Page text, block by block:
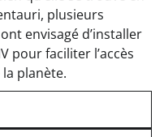
plusieurs
envisagé d’installer
pour faciliter l’accès
planète.